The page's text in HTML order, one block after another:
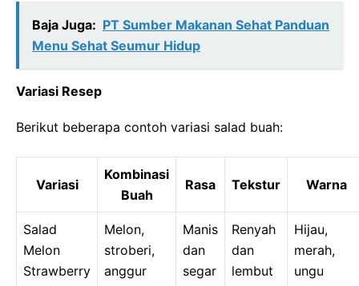
Baja Juga: PT Sumber Makanan Sehat Panduan
Menu Sehat Seumur Hidup
Variasi Resep
Berikut beberapa contoh variasi salad buah:
Variasi
Kombinasi
Buah
Rasa Tekstur Warna
Salad
Melon
Strawberry
Melon,
stroberi,
anggur
Manis
dan
segar
Renyah
dan
lembut
Hijau,
merah,
ungu